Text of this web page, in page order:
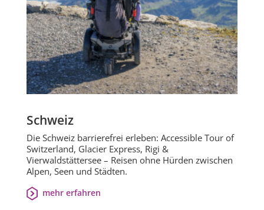
Schweiz
Die Schweiz barrierefrei erleben: Accessible Tour of
Switzerland, Glacier Express, Rigi &
Vierwaldstättersee – Reisen ohne Hürden zwischen
Alpen, Seen und Städten.
mehr erfahren